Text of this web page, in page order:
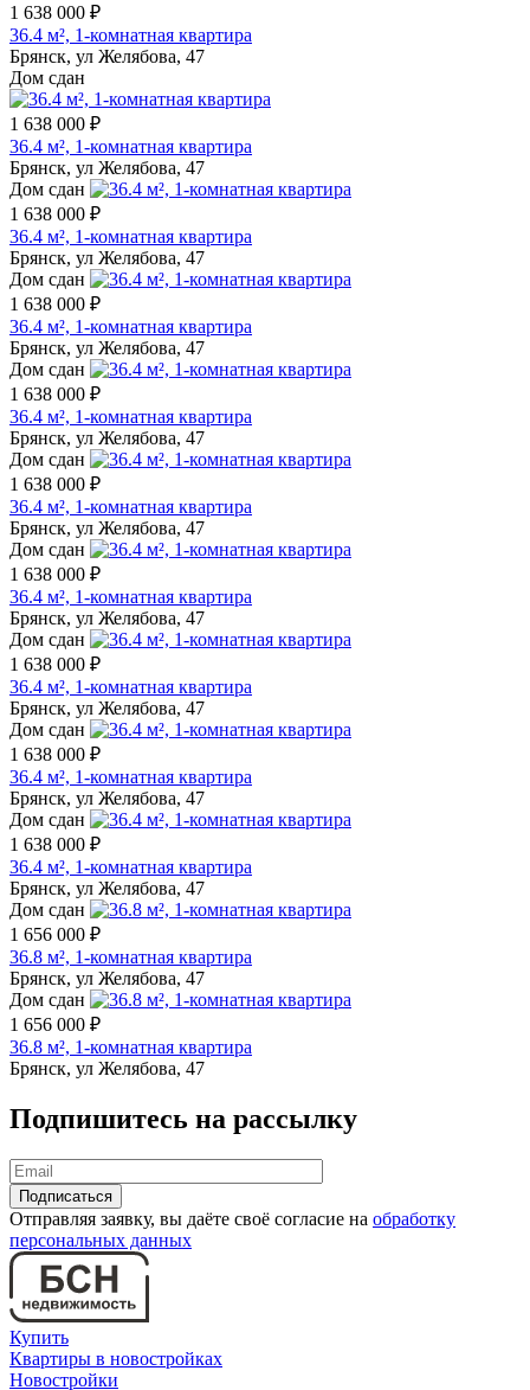
1 638 000 ₽
36.4 м², 1-комнатная квартира
Брянск, ул Желябова, 47
Дом сдан
1 638 000 ₽
36.4 м², 1-комнатная квартира
Брянск, ул Желябова, 47
Дом сдан
1 638 000 ₽
36.4 м², 1-комнатная квартира
Брянск, ул Желябова, 47
Дом сдан
1 638 000 ₽
36.4 м², 1-комнатная квартира
Брянск, ул Желябова, 47
Дом сдан
1 638 000 ₽
36.4 м², 1-комнатная квартира
Брянск, ул Желябова, 47
Дом сдан
1 638 000 ₽
36.4 м², 1-комнатная квартира
Брянск, ул Желябова, 47
Дом сдан
1 638 000 ₽
36.4 м², 1-комнатная квартира
Брянск, ул Желябова, 47
Дом сдан
1 638 000 ₽
36.4 м², 1-комнатная квартира
Брянск, ул Желябова, 47
Дом сдан
1 638 000 ₽
36.4 м², 1-комнатная квартира
Брянск, ул Желябова, 47
Дом сдан
1 638 000 ₽
36.4 м², 1-комнатная квартира
Брянск, ул Желябова, 47
Дом сдан
1 656 000 ₽
36.8 м², 1-комнатная квартира
Брянск, ул Желябова, 47
Дом сдан
1 656 000 ₽
36.8 м², 1-комнатная квартира
Брянск, ул Желябова, 47
Подпишитесь на рассылку
Отправляя заявку, вы даёте своё согласие на обработку
персональных данных
Купить
Квартиры в новостройках
Новостройки